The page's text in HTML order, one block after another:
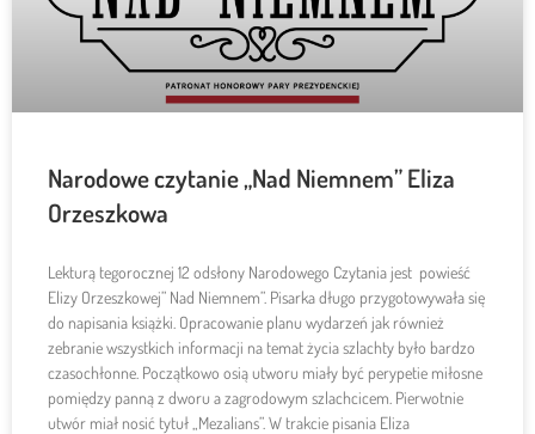
Narodowe czytanie „Nad Niemnem” Eliza
Orzeszkowa
Lekturą tegorocznej 1️2 odsłony Narodowego Czytania jest powieść
Elizy Orzeszkowej” Nad Niemnem”. Pisarka długo przygotowywała się
do napisania książki. Opracowanie planu wydarzeń jak również
zebranie wszystkich informacji na temat życia szlachty było bardzo
czasochłonne. Początkowo osią utworu miały być perypetie miłosne
pomiędzy panną z dworu a zagrodowym szlachcicem. Pierwotnie
utwór miał nosić tytuł „Mezalians”. W trakcie pisania Eliza